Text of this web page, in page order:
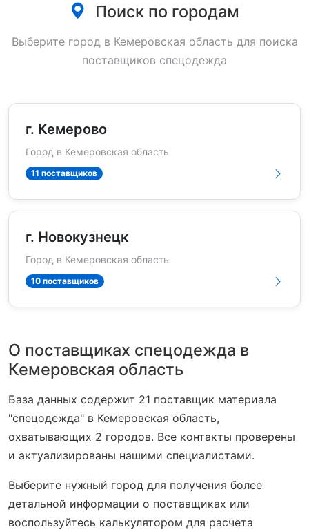
Поиск по городам
Выберите город в Кемеровская область для поиска
поставщиков спецодежда
г. Кемерово
Город в Кемеровская область
11 поставщиков
г. Новокузнецк
Город в Кемеровская область
10 поставщиков
О поставщиках спецодежда в
Кемеровская область
База данных содержит 21 поставщик материала
"спецодежда" в Кемеровская область,
охватывающих 2 городов. Все контакты проверены
и актуализированы нашими специалистами.
Выберите нужный город для получения более
детальной информации о поставщиках или
воспользуйтесь калькулятором для расчета